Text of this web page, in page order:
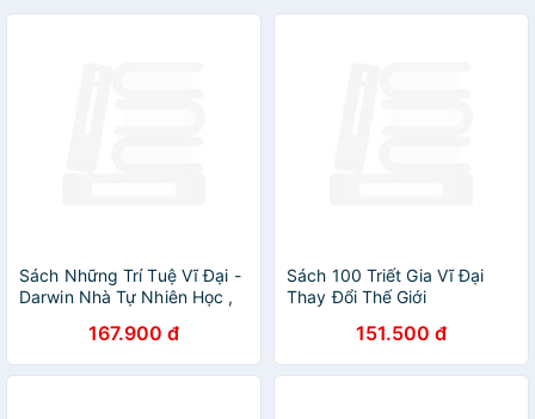
Sách Những Trí Tuệ Vĩ Đại -
Darwin Nhà Tự Nhiên Học ,
167.900 đ
Sách 100 Triết Gia Vĩ Đại
Thay Đổi Thế Giới
151.500 đ